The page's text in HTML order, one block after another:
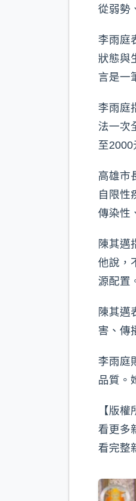
從弱勢
李雨庭
狀態與
言是一
李雨庭
法一次
至2000
高雄市
自限性
傳染性
陳其邁
他說，
源配置
陳其邁
害、傳
李雨庭
品質。
【版
看更多
看完整